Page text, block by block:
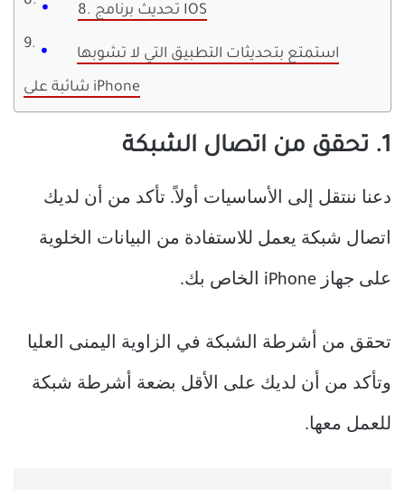
8. تحديث برنامج IOS
استمتع بتحديثات التطبيق التي لا تشوبها
شائبة على iPhone
1. تحقق من اتصال الشبكة
دعنا ننتقل إلى الأساسيات أولاً. تأكد من أن لديك
اتصال شبكة يعمل للاستفادة من البيانات الخلوية
على جهاز iPhone الخاص بك.
تحقق من أشرطة الشبكة في الزاوية اليمنى العليا
وتأكد من أن لديك على الأقل بضعة أشرطة شبكة
للعمل معها.